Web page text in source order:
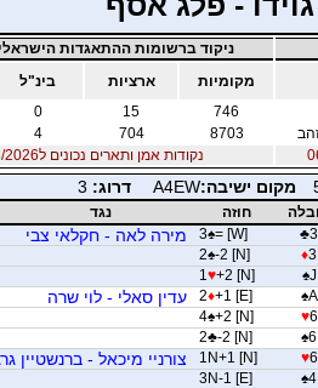
ניקוד ברשומות ההתאגדות
מקומיות ארציות בינ"ל
746
15
0
8703
704
4
נקודות אמן ותארים נכונים ל06/08/2026
מקום ישיבה:A4EW דרוג: 3
חוזה
נגד
♣3
3♠= [W] מירה לאה - חקלאי צבי
♦3
2♠-2 [N]
♠J
1 ♥+2 [N]
♠A
2♦+1 [E] עדין סאלי - לוי שרה
♥6
4♠+2 [N]
♠6
2♣-2 [N]
♥6
1N+1 [N] צורניי מיכאל - ברנשטיין
♠4
3N-1 [E]